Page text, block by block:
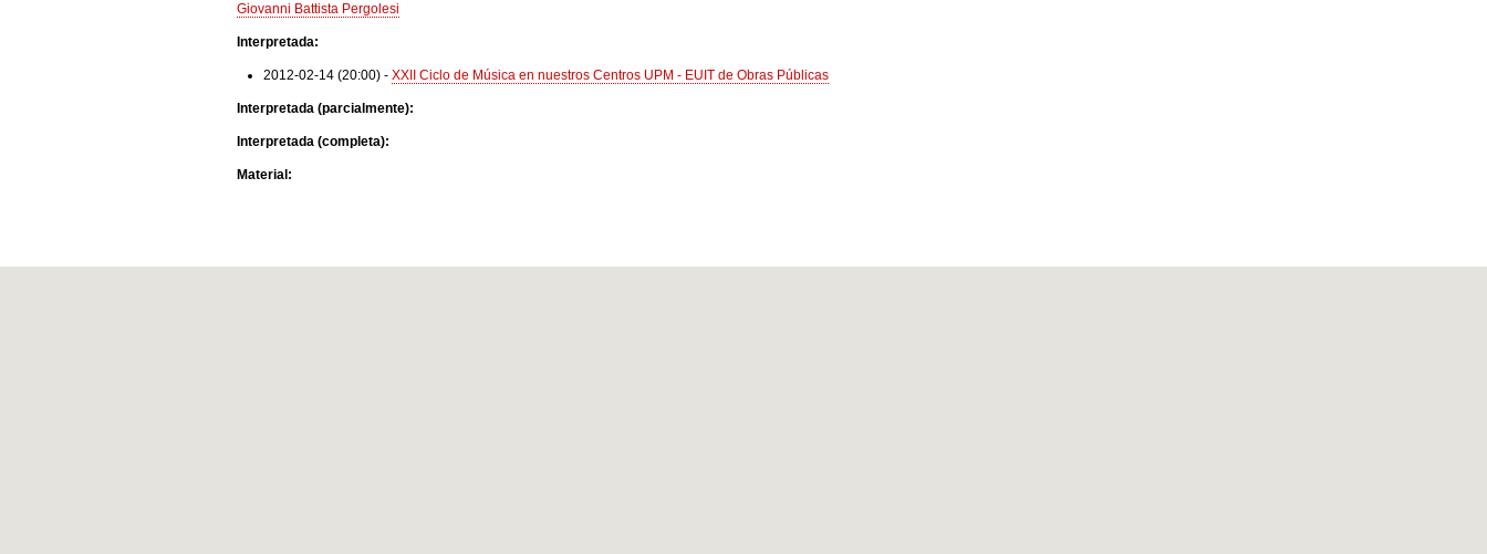
Giovanni Battista Pergolesi
Interpretada:
2012-02-14 (20:00) - XXII Ciclo de Música en nuestros Centros UPM - EUIT de Obras Públicas
Interpretada (parcialmente):
Interpretada (completa):
Material: